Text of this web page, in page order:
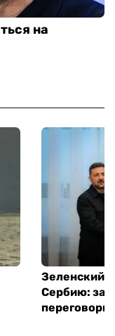
Зеленский
Сербию:
переговоры